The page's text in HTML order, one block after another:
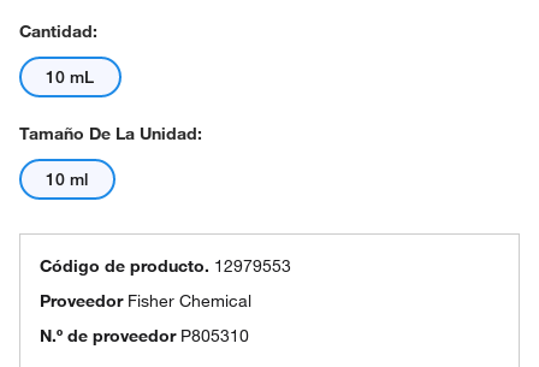
Cantidad:
10 mL
Tamaño De La Unidad:
10 ml
Código de producto. 12979553
Proveedor Fisher Chemical
N.º de proveedor P805310